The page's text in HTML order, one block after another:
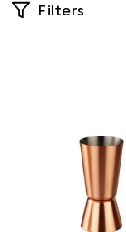
Filters